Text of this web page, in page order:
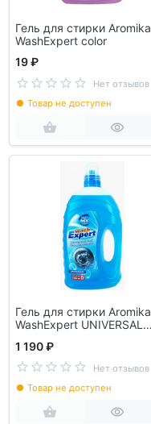
Гель для стирки Aromika
WashExpert color
19 ₽
Нет отзывов
Товар не доступен
Гель для стирки Aromika
WashExpert UNIVERSAL
1 190 ₽
Нет отзывов
Товар не доступен